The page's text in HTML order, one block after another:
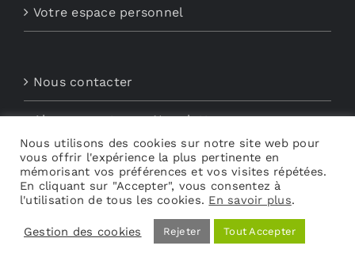
Votre espace personnel
Nous contacter
Abonnements aux Newsletters
Découvrez My Audio
Nous utilisons des cookies sur notre site web pour
vous offrir l'expérience la plus pertinente en
mémorisant vos préférences et vos visites répétées.
En cliquant sur "Accepter", vous consentez à
l'utilisation de tous les cookies. En savoir plus.
Gestion des cookies Rejeter Tout Accepter